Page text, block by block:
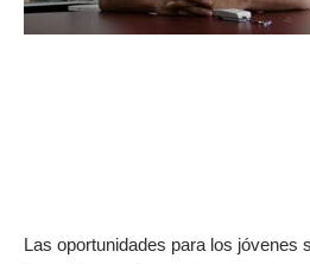
Las oportunidades para los jóvenes